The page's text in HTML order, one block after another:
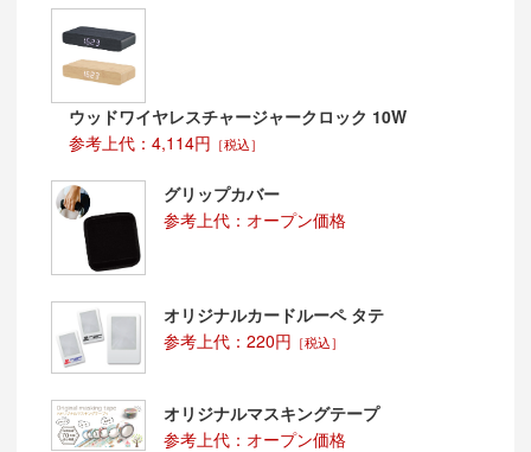
ウッドワイヤレスチャージャークロック 10W
参考上代：4,114円 ［税込］
グリップカバー
参考上代：オープン価格
オリジナルカードルーペ タテ
参考上代：220円 ［税込］
オリジナルマスキングテープ
参考上代：オープン価格